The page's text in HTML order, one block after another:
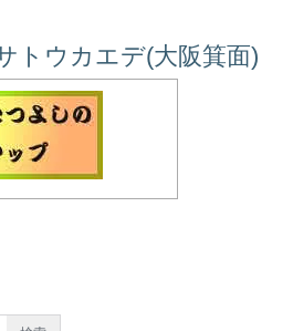
トウカエデ(大阪箕面)